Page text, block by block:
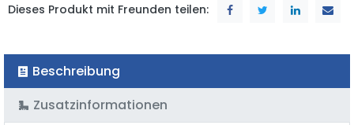
Dieses Produkt mit Freunden teilen:
Beschreibung
Zusatzinformationen